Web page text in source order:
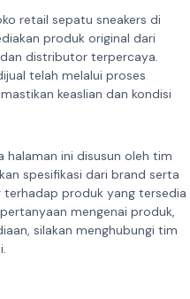
retail sepatu sneakers di
produk original dari
distributor terpercaya.
telah melalui proses
keaslian dan kondisi
halaman ini disusun oleh tim
spesifikasi dari brand serta
terhadap produk yang tersedia
mengenai produk,
silakan menghubungi tim